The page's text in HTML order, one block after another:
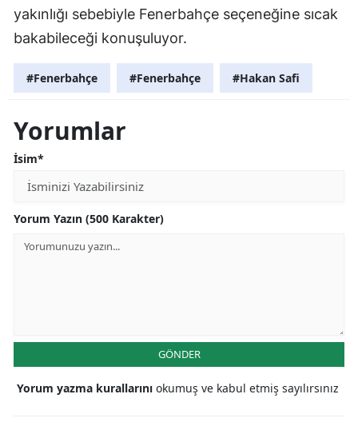
yakınlığı sebebiyle Fenerbahçe seçeneğine sıcak
bakabileceği konuşuluyor.
#Fenerbahçe #Fenerbahçe #Hakan Safi
Yorumlar
İsim*
Yorum Yazın (500 Karakter)
GÖNDER
Yorum yazma kurallarını okumuş ve kabul etmiş sayılırsınız